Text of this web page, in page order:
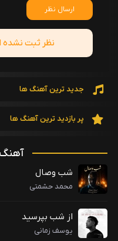
ارسال نظر
نظر ثبت نشده
جدید ترین آهنگ ها
پر بازدید ترین آهنگ ها
شب وصال
محمد حشمتی
از شب بپرسید
یوسف زمانی